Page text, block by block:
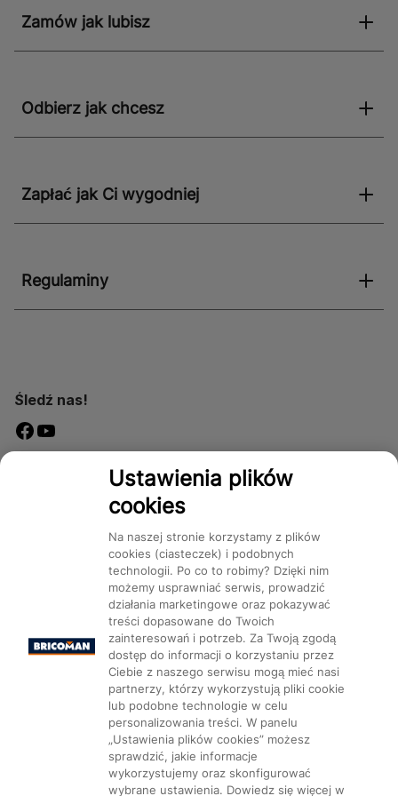
zastosowaniu, można je wykorzystywać nie tylko do
prac budowlanych, ale także w ogrodnictwie.
Zachęcamy do sprawdzenia także innych kategorii w
Zamów jak lubisz
Odbierz jak chcesz
Zapłać jak Ci wygodniej
Regulaminy
Śledź nas!
Dostępność
Kategorie Produkty Marki CMS
Ustawienia plików cookie
Ustawienia plików
cookies
Na naszej stronie korzystamy z plików
cookies (ciasteczek) i podobnych
technologii. Po co to robimy? Dzięki nim
możemy usprawniać serwis, prowadzić
działania marketingowe oraz pokazywać
treści dopasowane do Twoich
zainteresowań i potrzeb. Za Twoją zgodą
dostęp do informacji o korzystaniu przez
Ciebie z naszego serwisu mogą mieć nasi
partnerzy, którzy wykorzystują pliki cookie
lub podobne technologie w celu
personalizowania treści. W panelu
„Ustawienia plików cookies” możesz
sprawdzić, jakie informacje
wykorzystujemy oraz skonfigurować
wybrane ustawienia. Dowiedz się więcej w